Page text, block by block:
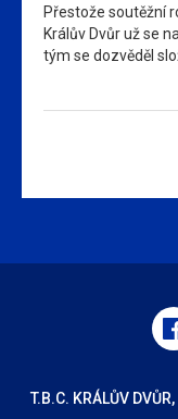
Přestože soutěžní
Králův Dvůr už se
tým se dozvěděl
T.B.C. KRÁLŮV